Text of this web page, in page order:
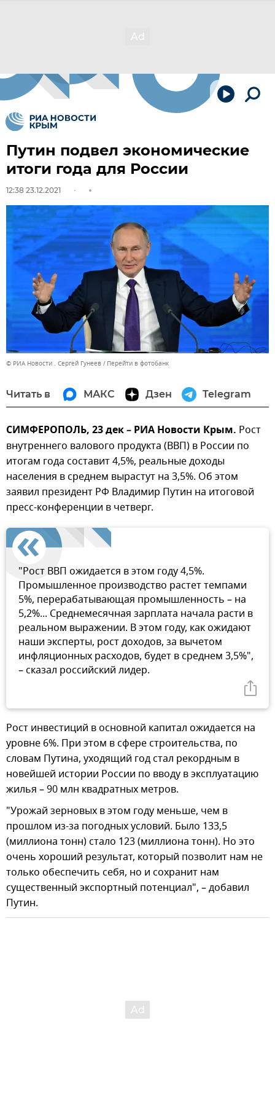
Путин подвел экономические
итоги года для России
12:38 23.12.2021
© РИА Новости . Сергей Гунеев Перейти в фотобанк
Читать в МАКС Дзен Telegram
СИМФЕРОПОЛЬ, 23 дек – РИА Новости Крым. Рост
внутреннего валового продукта (ВВП) в России по
итогам года составит 4,5%, реальные доходы
населения в среднем вырастут на 3,5%. Об этом
заявил президент РФ Владимир Путин на итоговой
пресс-конференции в четверг.
"Рост ВВП ожидается в этом году 4,5%.
Промышленное производство растет темпами
5%, перерабатывающая промышленность – на
5,2%... Среднемесячная зарплата начала расти в
реальном выражении. В этом году, как ожидают
наши эксперты, рост доходов, за вычетом
инфляционных расходов, будет в среднем 3,5%",
– сказал российский лидер.
Рост инвестиций в основной капитал ожидается на
уровне 6%. При этом в сфере строительства, по
словам Путина, уходящий год стал рекордным в
новейшей истории России по вводу в эксплуатацию
жилья – 90 млн квадратных метров.
"Урожай зерновых в этом году меньше, чем в
прошлом из-за погодных условий. Было 133,5
(миллиона тонн) стало 123 (миллиона тонн). Но это
очень хороший результат, который позволит нам не
только обеспечить себя, но и сохранит нам
существенный экспортный потенциал", – добавил
Путин.